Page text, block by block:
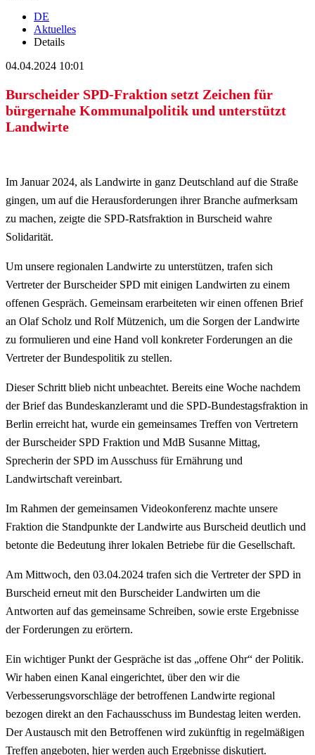
DE
Aktuelles
Details
04.04.2024 10:01
Burscheider SPD-Fraktion setzt Zeichen für
bürgernahe Kommunalpolitik und unterstützt
Landwirte
Im Januar 2024, als Landwirte in ganz Deutschland auf die Straße
gingen, um auf die Herausforderungen ihrer Branche aufmerksam
zu machen, zeigte die SPD-Ratsfraktion in Burscheid wahre
Solidarität.
Um unsere regionalen Landwirte zu unterstützen, trafen sich
Vertreter der Burscheider SPD mit einigen Landwirten zu einem
offenen Gespräch. Gemeinsam erarbeiteten wir einen offenen Brief
an Olaf Scholz und Rolf Mützenich, um die Sorgen der Landwirte
zu formulieren und eine Hand voll konkreter Forderungen an die
Vertreter der Bundespolitik zu stellen.
Dieser Schritt blieb nicht unbeachtet. Bereits eine Woche nachdem
der Brief das Bundeskanzleramt und die SPD-Bundestagsfraktion in
Berlin erreicht hat, wurde ein gemeinsames Treffen von Vertretern
der Burscheider SPD Fraktion und MdB Susanne Mittag,
Sprecherin der SPD im Ausschuss für Ernährung und
Landwirtschaft vereinbart.
Im Rahmen der gemeinsamen Videokonferenz machte unsere
Fraktion die Standpunkte der Landwirte aus Burscheid deutlich und
betonte die Bedeutung ihrer lokalen Betriebe für die Gesellschaft.
Am Mittwoch, den 03.04.2024 trafen sich die Vertreter der SPD in
Burscheid erneut mit den Burscheider Landwirten um die
Antworten auf das gemeinsame Schreiben, sowie erste Ergebnisse
der Forderungen zu erörtern.
Ein wichtiger Punkt der Gespräche ist das „offene Ohr“ der Politik.
Wir haben einen Kanal eingerichtet, über den wir die
Verbesserungsvorschläge der betroffenen Landwirte regional
bezogen direkt an den Fachausschuss im Bundestag leiten werden.
Der Austausch mit den Betroffenen wird zukünftig in regelmäßigen
Treffen angeboten, hier werden auch Ergebnisse diskutiert.